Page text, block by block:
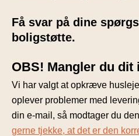
Få svar på dine
boligstøtte.
OBS! Mangler du
Vi har valgt at opkræve
oplever problemer med
din e-mail, så modtager du
gerne tjekke, at det er den